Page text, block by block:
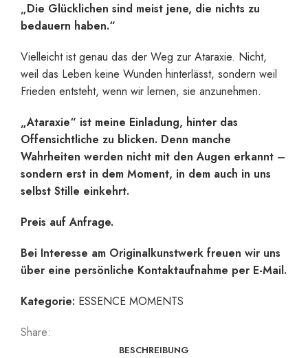
„Die Glücklichen sind meist jene, die nichts zu
bedauern haben.“
Vielleicht ist genau das der Weg zur Ataraxie. Nicht,
weil das Leben keine Wunden hinterlässt, sondern weil
Frieden entsteht, wenn wir lernen, sie anzunehmen.
„Ataraxie“ ist meine Einladung, hinter das
Offensichtliche zu blicken. Denn manche
Wahrheiten werden nicht mit den Augen erkannt –
sondern erst in dem Moment, in dem auch in uns
selbst Stille einkehrt.
Preis auf Anfrage.
Bei Interesse am Originalkunstwerk freuen wir uns
über eine persönliche Kontaktaufnahme per E-Mail.
Kategorie: ESSENCE MOMENTS
Share:
BESCHREIBUNG